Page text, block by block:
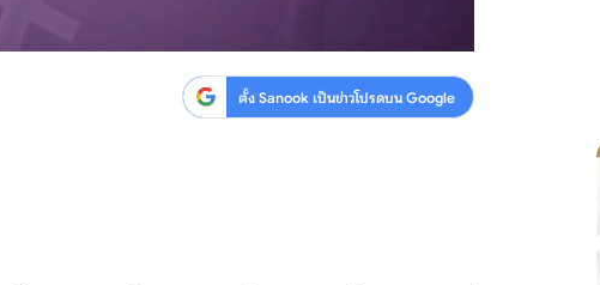
ตั้ง Sanook เป็นข่าวโปรดบน Google